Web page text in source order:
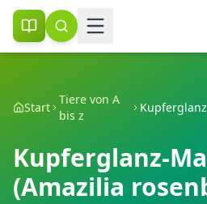
Start
Tiere von A
bis z
Kupferglanz-
(Amazilia